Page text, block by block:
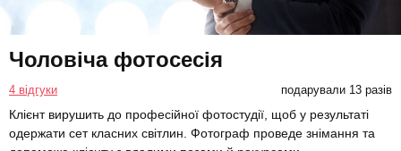
Чоловіча фотосесія
4 відгуки подарували 13 разів
Клієнт вирушить до професійної фотостудії, щоб у результаті
одержати сет класних світлин. Фотограф проведе знімання та